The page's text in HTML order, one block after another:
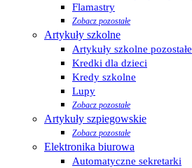
Flamastry
Zobacz pozostałe
Artykuły szkolne
Artykuły szkolne pozostałe
Kredki dla dzieci
Kredy szkolne
Lupy
Zobacz pozostałe
Artykuły szpiegowskie
Zobacz pozostałe
Elektronika biurowa
Automatyczne sekretarki